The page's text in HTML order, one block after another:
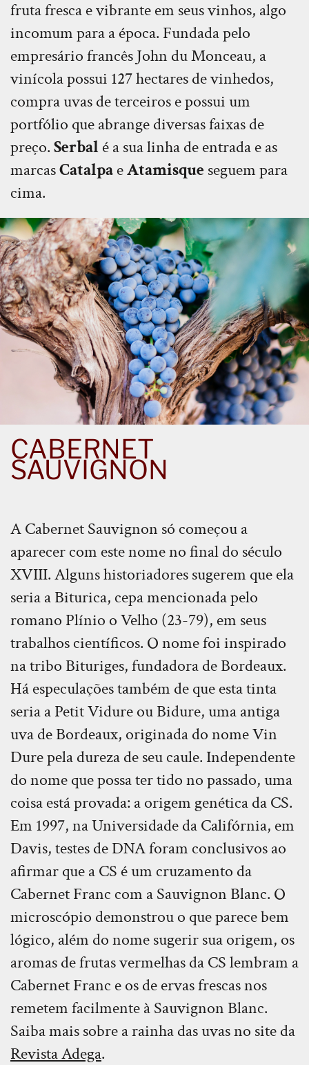
fruta fresca e vibrante em seus vinhos, algo
incomum para a época. Fundada pelo
empresário francês John du Monceau, a
vinícola possui 127 hectares de vinhedos,
compra uvas de terceiros e possui um
portfólio que abrange diversas faixas de
preço.Serbalé a sua linha de entrada e as
marcasCatalpaeAtamisque seguem para
cima.
CABERNET
SAUVIGNON
A Cabernet Sauvignon só começou a
aparecer com este nome no final do século
XVIII. Alguns historiadores sugerem que ela
seria a Biturica, cepa mencionada pelo
romano Plínio o Velho (23-79), em seus
trabalhos científicos. O nome foi inspirado
na tribo Bituriges, fundadora de Bordeaux.
Há especulações também de que esta tinta
seria a Petit Vidure ou Bidure, uma antiga
uva de Bordeaux, originada do nome Vin
Dure pela dureza de seu caule. Independente
do nome que possa ter tido no passado, uma
coisa está provada: a origem genética da CS.
Em 1997, na Universidade da Califórnia, em
Davis, testes de DNA foram conclusivos ao
afirmar que a CS é um cruzamento da
Cabernet Franc com a Sauvignon Blanc. O
microscópio demonstrou o que parece bem
lógico, além do nome sugerir sua origem, os
aromas de frutas vermelhas da CS lembram a
Cabernet Franc e os de ervas frescas nos
remetem facilmente à Sauvignon Blanc.
Saiba mais sobre a rainha das uvas no site da
Revista Adega.